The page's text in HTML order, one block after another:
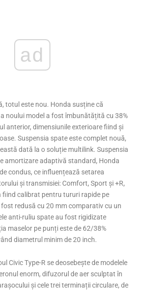
ad
totul este nou. Honda susține că
noului model a fost îmbunătățită cu 38%
anterior, dimensiunile exterioare fiind și
Suspensia spate este complet nouă,
dată la o soluție multilink. Suspensia
amortizare adaptivă standard, Honda
condus, ce influențează setarea
și transmisiei: Comfort, Sport și +R,
fiind calibrat pentru tururi rapide pe
redusă cu 20 mm comparativ cu un
anti-ruliu spate au fost rigidizate
maselor pe punți este de 62/38%
diametrul minim de 20 inch.
Civic Type-R se deosebește de modelele
enorm, difuzorul de aer sculptat în
și cele trei terminații circulare, de